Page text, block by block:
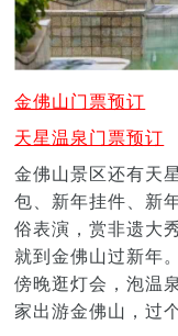
金佛山门票预订
天星温泉门票预订
金佛山景区还有天
包、新年挂件、新
俗表演，赏非遗大
就到金佛山过新年
傍晚逛灯会，泡温
家出游金佛山，过